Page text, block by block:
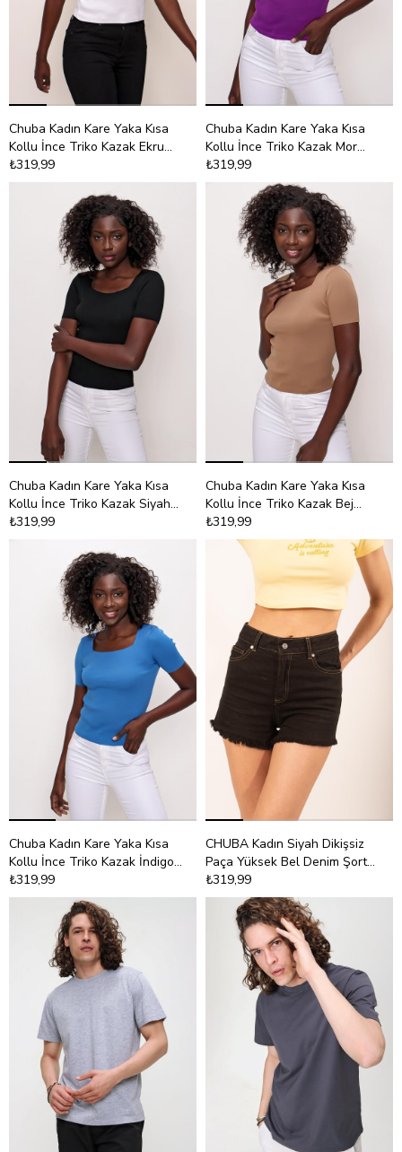
Chuba Kadın Kare Yaka Kısa
Kollu İnce Triko Kazak Ekru
22SW314
₺319,99
Chuba Kadın Kare Yaka Kısa
Kollu İnce Triko Kazak Mor
22SW314
₺319,99
Chuba Kadın Kare Yaka Kısa
Kollu İnce Triko Kazak Siyah
22SW314
₺319,99
Chuba Kadın Kare Yaka Kısa
Kollu İnce Triko Kazak Bej
22SW314
₺319,99
Chuba Kadın Kare Yaka Kısa
Kollu İnce Triko Kazak İndigo
22SW314
₺319,99
CHUBA Kadın Siyah Dikişsiz
Paça Yüksek Bel Denim Şort
21S602
₺319,99